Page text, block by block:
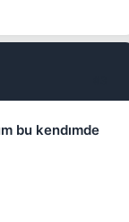
bu kendımde